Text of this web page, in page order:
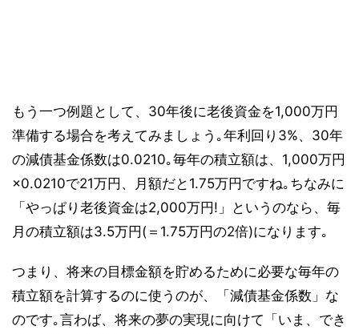
もう一つ例題として、30年後に老後資金を1,000万円
準備する場合を考えてみましょう｡年利回り3%、30年
の減債基金係数は0.0210｡毎年の積立額は、1,000万円
×0.0210で21万円、月額だと1.75万円ですね｡ちなみに
「やっぱり老後資金は2,000万円!」というのなら、毎
月の積立額は3.5万円(＝1.75万円の2倍)になります｡
つまり、将来の目標金額を貯めるために必要な毎年の
積立額を計算するのに使うのが、「減債基金係数」な
のです｡言わば、将来の夢の実現に向けて「いま、でき